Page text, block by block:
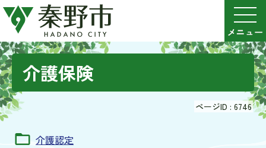
介護保険
ページID : 6746
介護認定